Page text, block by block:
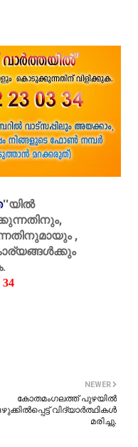
''യിൽ
,
34
NEWER
കോതമംഗലത്ത് പുഴയിൽ
വിദ്യാർത്ഥികൾ
മരിച്ചു.